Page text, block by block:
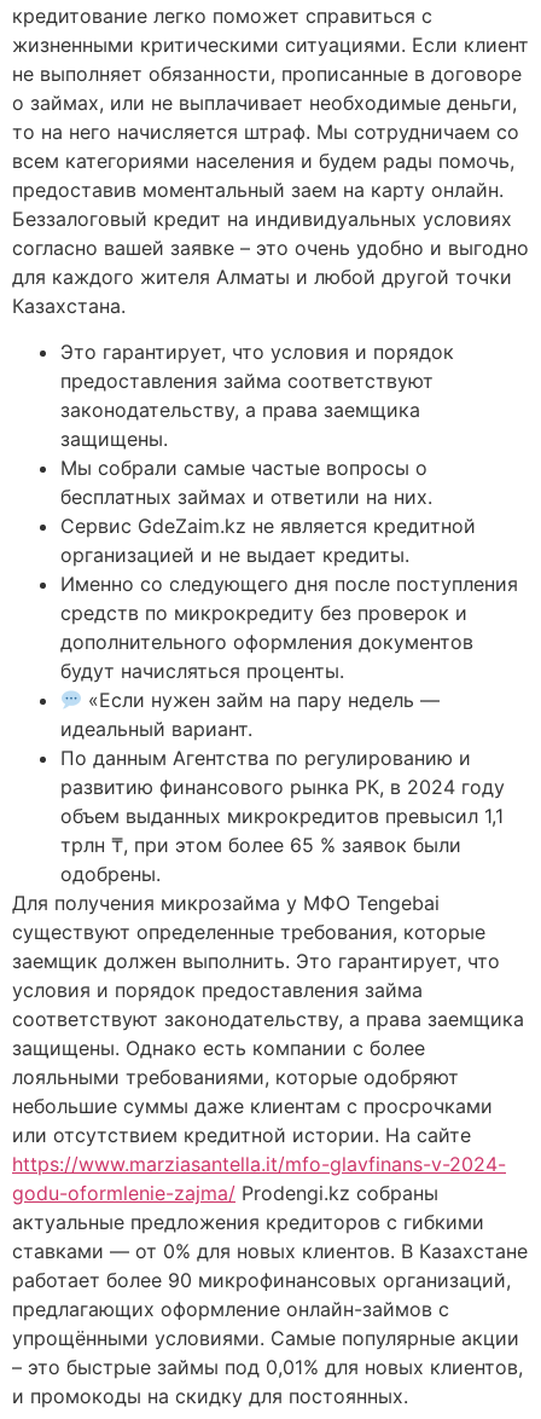
кредитование легко поможет справиться с
жизненными критическими ситуациями. Если клиент
не выполняет обязанности, прописанные в договоре
о займах, или не выплачивает необходимые деньги,
то на него начисляется штраф. Мы сотрудничаем со
всем категориями населения и будем рады помочь,
предоставив моментальный заем на карту онлайн.
Беззалоговый кредит на индивидуальных условиях
согласно вашей заявке – это очень удобно и выгодно
для каждого жителя Алматы и любой другой точки
Казахстана.
Это гарантирует, что условия и порядок
предоставления займа соответствуют
законодательству, а права заемщика
защищены.
Мы собрали самые частые вопросы о
бесплатных займах и ответили на них.
Сервис GdeZaim.kz не является кредитной
организацией и не выдает кредиты.
Именно со следующего дня после поступления
средств по микрокредиту без проверок и
дополнительного оформления документов
будут начисляться проценты.
«Если нужен займ на пару недель —
идеальный вариант.
По данным Агентства по регулированию и
развитию финансового рынка РК, в 2024 году
объем выданных микрокредитов превысил 1,1
трлн ₸, при этом более 65 % заявок были
одобрены.
Для получения микрозайма у МФО Tengebai
существуют определенные требования, которые
заемщик должен выполнить. Это гарантирует, что
условия и порядок предоставления займа
соответствуют законодательству, а права заемщика
защищены. Однако есть компании с более
лояльными требованиями, которые одобряют
небольшие суммы даже клиентам с просрочками
или отсутствием кредитной истории. На сайте
https://www.marziasantella.it/mfo-glavfinans-v-2024-
godu-oformlenie-zajma/ Prodengi.kz собраны
актуальные предложения кредиторов с гибкими
ставками — от 0% для новых клиентов. В Казахстане
работает более 90 микрофинансовых организаций,
предлагающих оформление онлайн-займов с
упрощёнными условиями. Самые популярные акции
– это быстрые займы под 0,01% для новых клиентов,
и промокоды на скидку для постоянных.